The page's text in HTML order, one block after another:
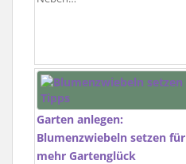
Garten anlegen:
Blumenzwiebeln setzen für
mehr Gartenglück